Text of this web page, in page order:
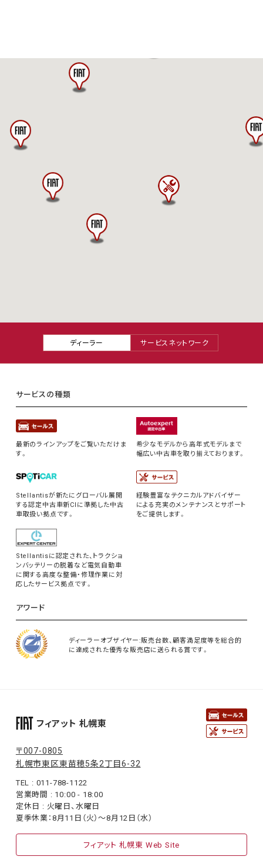
ディーラー サービスネットワーク
サービスの種類
最新のラインアップをご覧いただけま
す。
希少なモデルから高年式モデルまで
幅広い中古車を取り揃えております。
Stellantisが新たにグローバル展開
する認定中古車新CIに準拠した中古
車取扱い拠点です。
経験豊富なテクニカルアドバイザー
による充実のメンテナンスとサポート
をご提供します。
Stellantisに認定された、トラクショ
ンバッテリーの脱着など電気自動車
に関する高度な整備・修理作業に対
応したサービス拠点です。
アワード
ディーラーオブザイヤー:販売台数、顧客満足度等を総合的
に達成された優秀な販売店に送られる賞です。
フィアット 札幌東
〒007-0805
札幌市東区東苗穂5条2丁目6-32
TEL : 011-788-1122
営業時間 : 10:00 - 18:00
定休日 : 火曜日、水曜日
夏季休業：8月11日（火）〜8月12日（水）
フィアット 札幌東 Web Site